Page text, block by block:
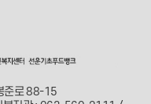
준로 88-15